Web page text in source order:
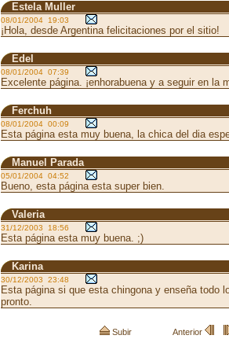
Estela Muller
08/01/2004 19:03
¡Hola, desde Argentina felicitaciones por el sitio!
Edel
08/01/2004 07:39
Excelente página. ¡enhorabuena y a seguir en la
Ferchuh
08/01/2004 00:09
Esta página esta muy buena, la chica del dia
Manuel Parada
05/01/2004 04:52
Bueno, esta página esta super bien.
Valeria
31/12/2003 18:56
Esta página esta muy buena. ;)
Karina
30/12/2003 23:48
Esta página si que esta chingona y enseña todo
pronto.
Subir Anterior